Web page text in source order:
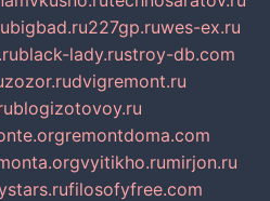
bigbad.ru227gp.ruwes-ex.ru
black-lady.rustroy-db.com
zozor.rudvigremont.ru
blogizotovoy.ru
remontdoma.com
vyitikho.rumirjon.ru
filosofyfree.com